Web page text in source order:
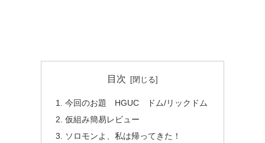
目次
今回のお題 HGUC ドム/リックドム
仮組み簡易レビュー
ソロモンよ、私は帰ってきた！